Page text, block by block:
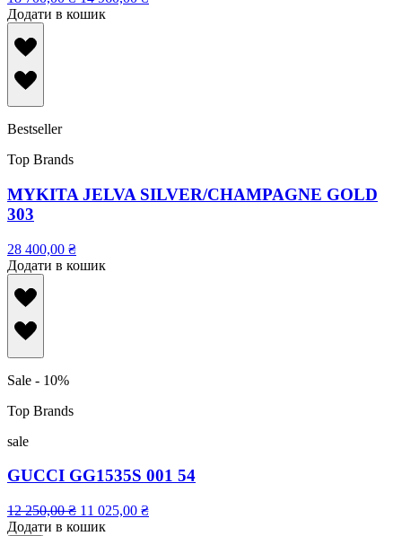
Додати в кошик
Bestseller
Top Brands
MYKITA JELVA SILVER/CHAMPAGNE GOLD
303
28 400,00 ₴
Додати в кошик
Sale - 10%
Top Brands
sale
GUCCI GG1535S 001 54
12 250,00₴ 11 025,00 ₴
Додати в кошик